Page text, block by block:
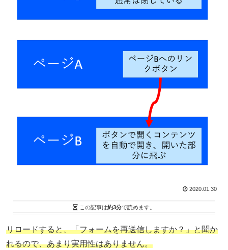
2020.01.30
この記事は約3分で読めます。
リロードすると、「フォームを再送信しますか？」と聞か
れるので、あまり実用性はありません。